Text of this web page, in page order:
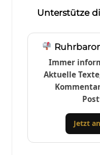
Unterstütze
Immer
Aktuelle
Jetzt